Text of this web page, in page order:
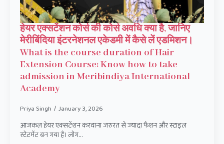
हेयर एक्सटेंशन कोर्स की कोर्स अवधि क्या है, जानिए
मेरीबिंदिया इंटरनेशनल एकेडमी में कैसे लें एडमिशन।
What is the course duration of Hair
Extension Course: Know how to take
admission in Meribindiya International
Academy
Priya Singh January 3, 2026
आजकल हेयर एक्सटेंशन करवाना जरुरत से ज्यादा फैशन और स्टाइल
स्टेटमेंट बन गया है। लोग…